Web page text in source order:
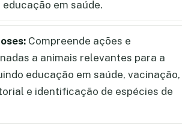
em saúde.
Compreende ações e
a animais relevantes para a
educação em saúde, vacinação,
e identificação de espécies de